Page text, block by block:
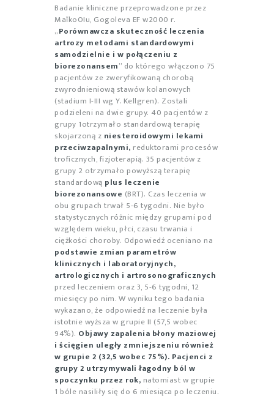
Badanie kliniczne przeprowadzone przez
MaĭkoOIu, Gogoleva EF w2000 r.
„Porównawcza skuteczność leczenia
artrozy metodami standardowymi
samodzielnie i w połączeniu z
biorezonansem” do którego włączono 75
pacjentów ze zweryfikowaną chorobą
zwyrodnieniową stawów kolanowych
(stadium I-III wg Y. Kellgren). Zostali
podzieleni na dwie grupy. 40 pacjentów z
grupy 1otrzymało standardową terapię
skojarzoną z niesteroidowymi lekami
przeciwzapalnymi, reduktorami procesów
troficznych, fizjoterapią. 35 pacjentów z
grupy 2 otrzymało powyższą terapię
standardową plus leczenie
biorezonansowe (BRT). Czas leczenia w
obu grupach trwał 5-6 tygodni. Nie było
statystycznych różnic między grupami pod
względem wieku, płci, czasu trwania i
ciężkości choroby. Odpowiedź oceniano na
podstawie zmian parametrów
klinicznych i laboratoryjnych,
artrologicznych i artrosonograficznych
przed leczeniem oraz 3, 5-6 tygodni, 12
miesięcy po nim. W wyniku tego badania
wykazano, że odpowiedź na leczenie była
istotnie wyższa w grupie II (57,5 wobec
94%). Objawy zapalenia błony maziowej
i ścięgien uległy zmniejszeniu również
w grupie 2 (32,5 wobec 75%). Pacjenci z
grupy 2 utrzymywali łagodny ból w
spoczynku przez rok, natomiast w grupie
1 bóle nasiliły się do 6 miesiąca po leczeniu.